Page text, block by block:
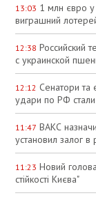
13:03 1 млн євро у
виграшний
12:38 Российский
с украинской
12:12 Сенатори та
удари по РФ
11:47 ВАКС
установил залог
11:23 Новий
стійкості Києва"